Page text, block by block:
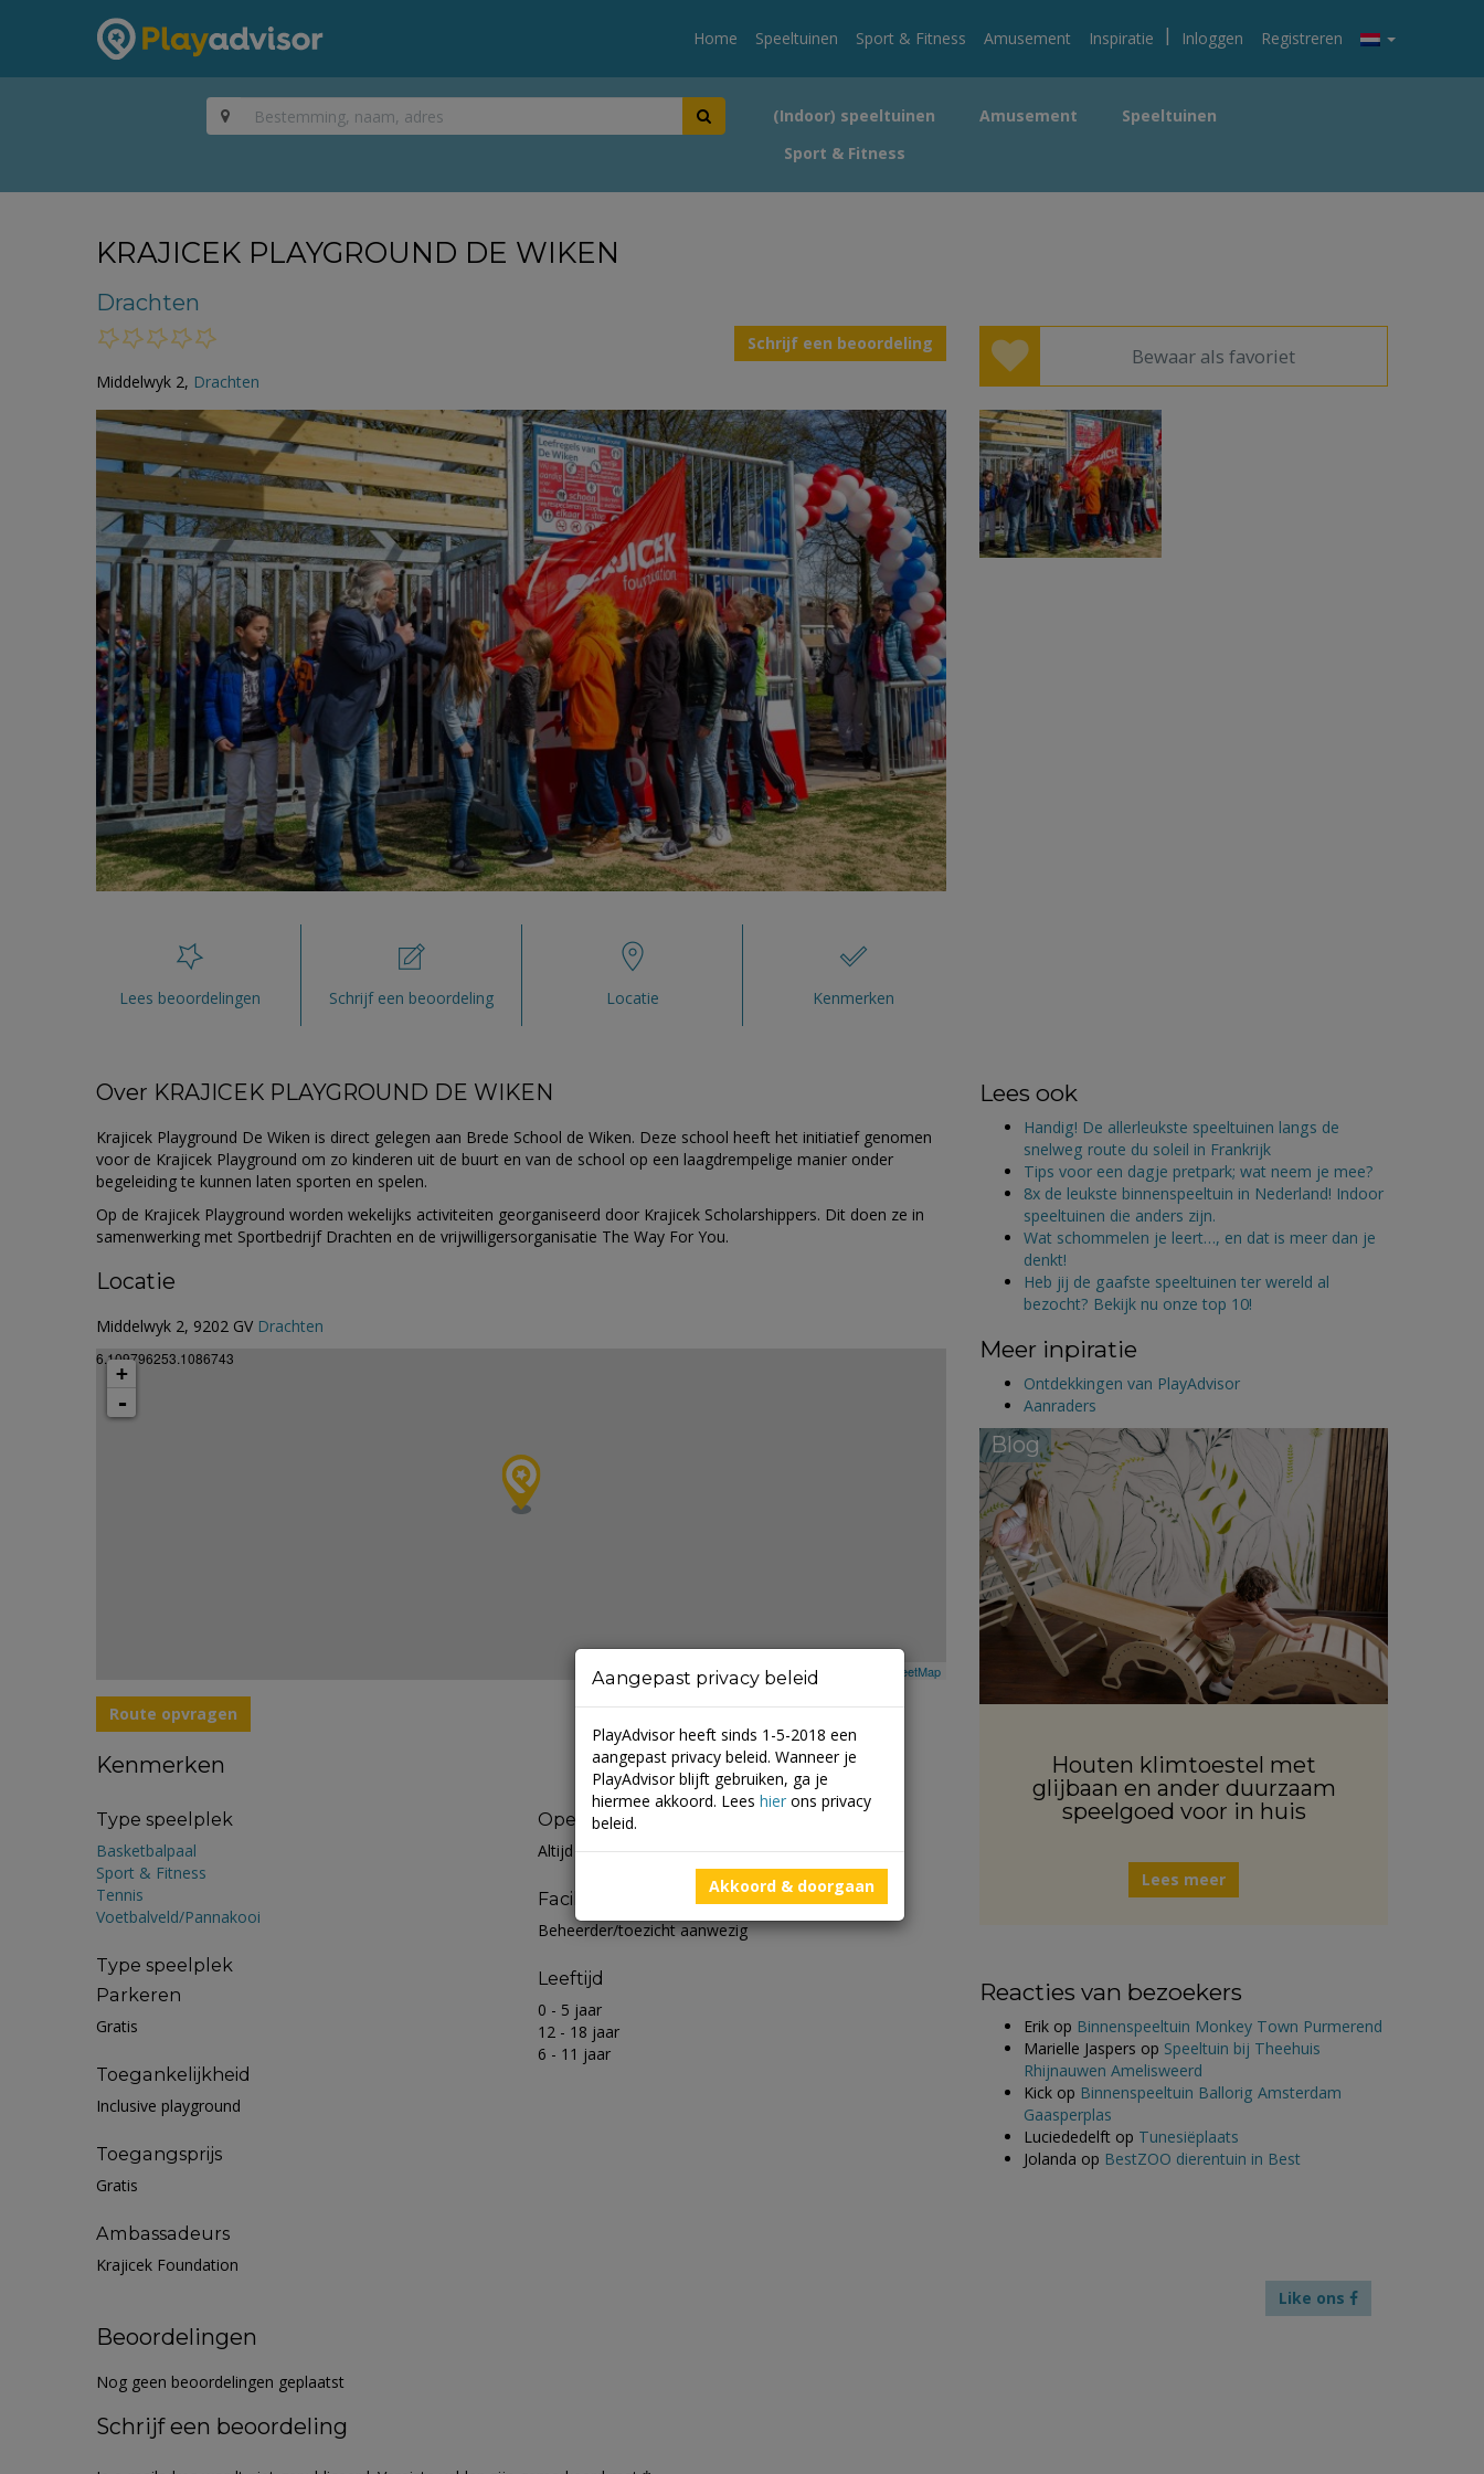
Home Speeltuinen Sport & Fitness Amusement Inspiratie | Inloggen Registreren
(Indoor) speeltuinen Amusement
Speeltuinen
Sport & Fitness
KRAJICEK PLAYGROUND DE WIKEN
Drachten
Schrijf een beoordeling
Middelwyk 2, Drachten
Bewaar als favoriet
Lees beoordelingen Schrijf een beoordeling Locatie Kenmerken
Over KRAJICEK PLAYGROUND DE WIKEN
Krajicek Playground De Wiken is direct gelegen aan Brede School de Wiken. Deze school heeft het initiatief genomen
voor de Krajicek Playground om zo kinderen uit de buurt en van de school op een laagdrempelige manier onder
begeleiding te kunnen laten sporten en spelen.
Op de Krajicek Playground worden wekelijks activiteiten georganiseerd door Krajicek Scholarshippers. Dit doen ze in
samenwerking met Sportbedrijf Drachten en de vrijwilligersorganisatie The Way For You.
Locatie
Middelwyk 2, 9202 GV Drachten
6.109796253.1086743
+
-
Leaflet | ©Mapbox OpenStreetMap
Route opvragen
Kenmerken
Type speelplek
Basketbalpaal
Sport & Fitness
Tennis
Voetbalveld/Pannakooi
Type speelplek
Parkeren
Gratis
Toegankelijkheid
Inclusive playground
Toegangsprijs
Gratis
Ambassadeurs
Krajicek Foundation
Openingstijden
Altijd open
Faciliteiten
Beheerder/toezicht aanwezig
Leeftijd
0 - 5 jaar
12 - 18 jaar
6 - 11 jaar
Beoordelingen
Nog geen beoordelingen geplaatst
Schrijf een beoordeling
Lees ook
Handig! De allerleukste speeltuinen langs de
snelweg route du soleil in Frankrijk
Tips voor een dagje pretpark; wat neem je mee?
8x de leukste binnenspeeltuin in Nederland! Indoor
speeltuinen die anders zijn.
Wat schommelen je leert…, en dat is meer dan je
denkt!
Heb jij de gaafste speeltuinen ter wereld al
bezocht? Bekijk nu onze top 10!
Meer inpiratie
Ontdekkingen van PlayAdvisor
Aanraders
Blog
Houten klimtoestel met
glijbaan en ander duurzaam
speelgoed voor in huis
Lees meer
Reacties van bezoekers
Erik op Binnenspeeltuin Monkey Town Purmerend
Marielle Jaspers op Speeltuin bij Theehuis
Rhijnauwen Amelisweerd
Kick op Binnenspeeltuin Ballorig Amsterdam
Gaasperplas
Luciededelft op Tunesiëplaats
Jolanda op BestZOO dierentuin in Best
Like ons
Aangepast privacy beleid
PlayAdvisor heeft sinds 1-5-2018 een
aangepast privacy beleid. Wanneer je
PlayAdvisor blijft gebruiken, ga je
hiermee akkoord. Lees hier ons privacy
beleid.
Akkoord & doorgaan